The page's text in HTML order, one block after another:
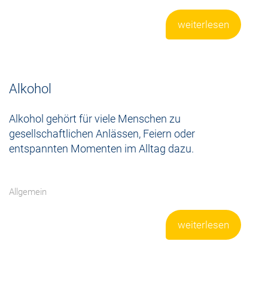
weiterlesen
Alkohol
Alkohol gehört für viele Menschen zu
gesellschaftlichen Anlässen, Feiern oder
entspannten Momenten im Alltag dazu.
Allgemein
weiterlesen